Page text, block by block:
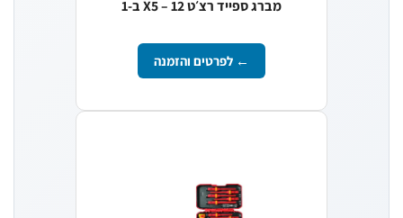
מברג ספייד רצ׳ט X5 – 12 ב-1
← לפרטים והזמנה